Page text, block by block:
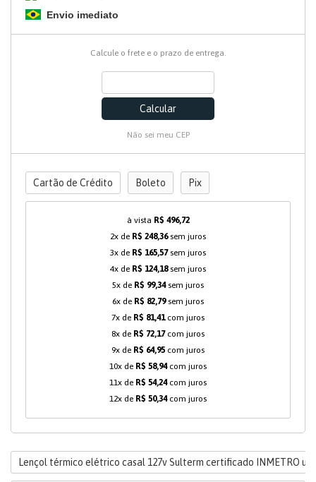
Envio imediato
Calcule o frete e o prazo de entrega.
Calcular
Não sei meu CEP
Cartão de Crédito Boleto Pix
à vista R$ 496,72
2x de R$ 248,36sem juros
3x de R$ 165,57sem juros
4x de R$ 124,18sem juros
5x de R$ 99,34sem juros
6x de R$ 82,79sem juros
7x de R$ 81,41com juros
8x de R$ 72,17com juros
9x de R$ 64,95 com juros
10x de R$ 58,94com juros
11x de R$ 54,24com juros
12x de R$ 50,34com juros
Lençol térmico elétrico casal 127v Sulterm certificado INMETRO